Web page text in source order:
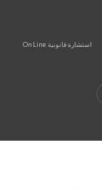
استشارة قانونية On Line